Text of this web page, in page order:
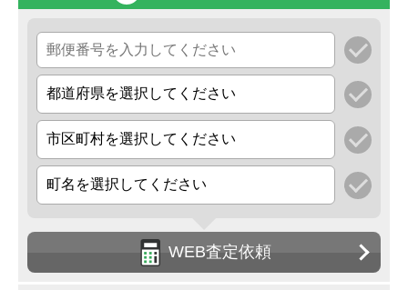
WEB査定依頼